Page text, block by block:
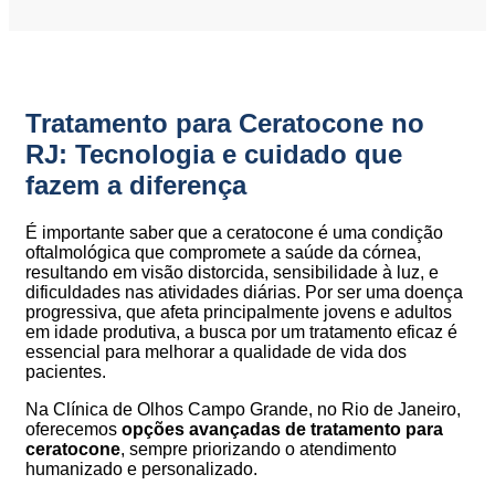
Tratamento para Ceratocone no
RJ: Tecnologia e cuidado que
fazem a diferença
É importante saber que a ceratocone é uma condição
oftalmológica que compromete a saúde da córnea,
resultando em visão distorcida, sensibilidade à luz, e
dificuldades nas atividades diárias. Por ser uma doença
progressiva, que afeta principalmente jovens e adultos
em idade produtiva, a busca por um tratamento eficaz é
essencial para melhorar a qualidade de vida dos
pacientes.
Na Clínica de Olhos Campo Grande, no Rio de Janeiro,
oferecemos opções avançadas de tratamento para
ceratocone, sempre priorizando o atendimento
humanizado e personalizado.